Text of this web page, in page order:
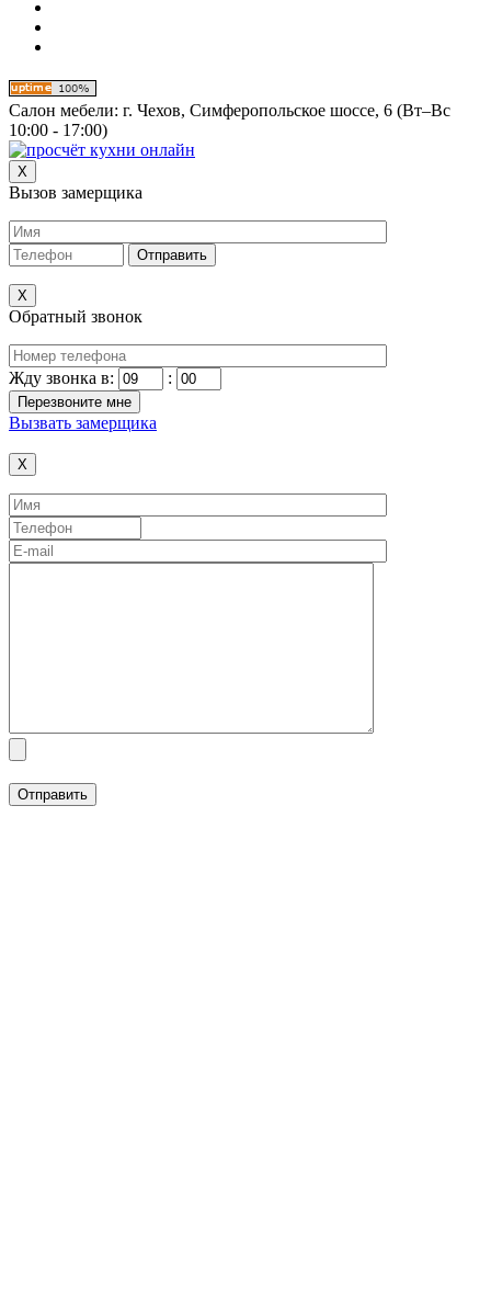
Салон мебели: г. Чехов, Симферопольское шоссе, 6 (Вт–Вс
10:00 - 17:00)
X
Вызов замерщика
X
Обратный звонок
Жду звонка в: :
Вызвать замерщика
X